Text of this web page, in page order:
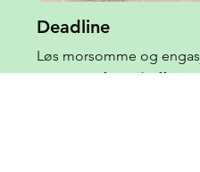
Deadline
Løs morsomme og
oppgaver fra en koffert.